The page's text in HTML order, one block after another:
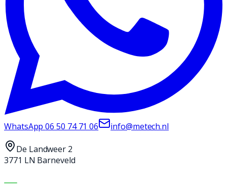
WhatsApp06 50 74 71 06 info@metech.nl
De Landweer 2
3771 LN Barneveld
MACHINES